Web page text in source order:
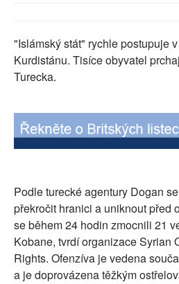
PŘÍSPĚVKY NA PROVOZ
SOCIÁLNÍ SÍTĚ
PLNÁ VERZE STRÁNEK
"Islámský stát" rychle postupuje
Kurdistánu. Tisíce obyvatel
Turecka.
Podle turecké agentury Dogan
překročit hranici a uniknout před
se během 24 hodin zmocnili 21
Kobane, tvrdí organizace Syrian
Rights. Ofenzíva je vedena
a je doprovázena těžkým